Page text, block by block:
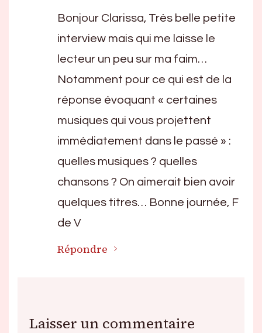
Bonjour Clarissa, Très belle petite
interview mais qui me laisse le
lecteur un peu sur ma faim…
Notamment pour ce qui est de la
réponse évoquant « certaines
musiques qui vous projettent
immédiatement dans le passé » :
quelles musiques ? quelles
chansons ? On aimerait bien avoir
quelques titres… Bonne journée, F
de V
Répondre
Laisser un commentaire